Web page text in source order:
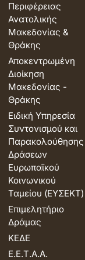
Περιφέρειας
Ανατολικής
Μακεδονίας &
Θράκης
Αποκεντρωμένη
Διοίκηση
Μακεδονίας -
Θράκης
Ειδική Υπηρεσία
Συντονισμού και
Παρακολούθησης
Δράσεων
Ευρωπαϊκού
Κοινωνικού
Ταμείου (ΕΥΣΕΚΤ)
Επιμελητήριο
Δράμας
ΚΕΔΕ
Ε.Ε.Τ.Α.Α.